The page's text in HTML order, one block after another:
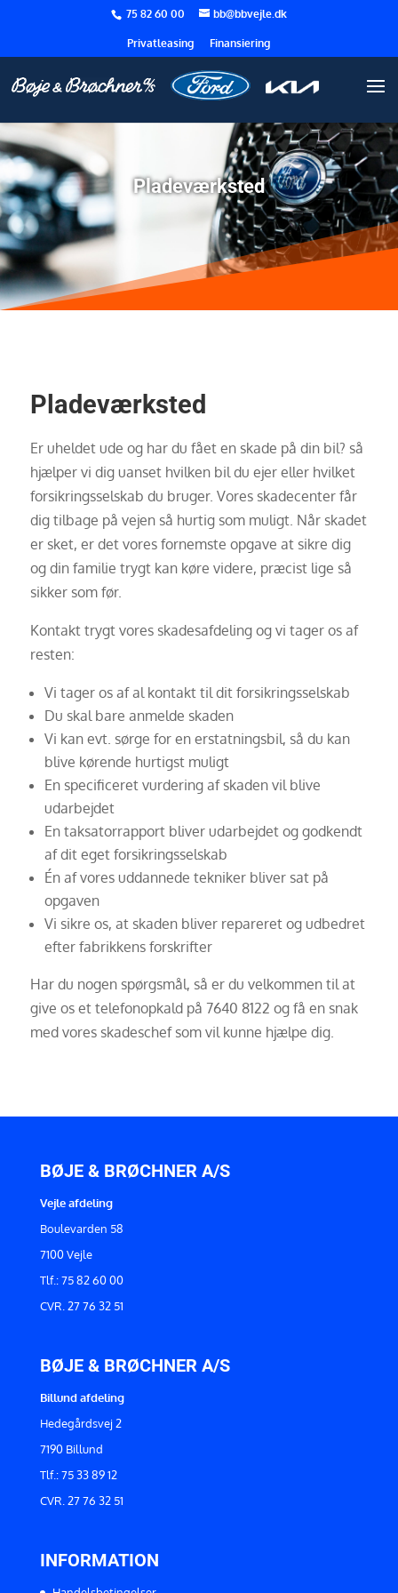
75 82 60 00 bb@bbvejle.dk
Privatleasing Finansiering
Pladeværksted
7
Pladeværksted
Er uheldet ude og har du fået en skade på din bil? så
hjælper vi dig uanset hvilken bil du ejer eller hvilket
forsikringsselskab du bruger. Vores skadecenter får
dig tilbage på vejen så hurtig som muligt. Når skadet
er sket, er det vores fornemste opgave at sikre dig
og din familie trygt kan køre videre, præcist lige så
sikker som før.
Kontakt trygt vores skadesafdeling og vi tager os af
resten:
Vi tager os af al kontakt til dit forsikringsselskab
Du skal bare anmelde skaden
Vi kan evt. sørge for en erstatningsbil, så du kan
blive kørende hurtigst muligt
En specificeret vurdering af skaden vil blive
udarbejdet
En taksatorrapport bliver udarbejdet og godkendt
af dit eget forsikringsselskab
Én af vores uddannede tekniker bliver sat på
opgaven
Vi sikre os, at skaden bliver repareret og udbedret
efter fabrikkens forskrifter
Har du nogen spørgsmål, så er du velkommen til at
give os et telefonopkald på 7640 8122 og få en snak
med vores skadeschef som vil kunne hjælpe dig.
BØJE & BRØCHNER A/S
Vejle afdeling
Boulevarden 58
7100 Vejle
Tlf.: 75 82 60 00
CVR. 27 76 32 51
BØJE & BRØCHNER A/S
Billund afdeling
Hedegårdsvej 2
7190 Billund
Tlf.: 75 33 89 12
CVR. 27 76 32 51
INFORMATION